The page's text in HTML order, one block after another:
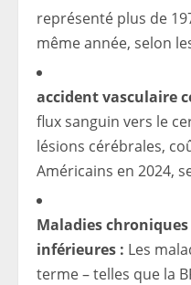
représenté plus de
même année, selon
accident vasculaire
flux sanguin vers le
lésions cérébrales,
Américains en 2024,
Maladies
inférieures : Les
terme – telles que la